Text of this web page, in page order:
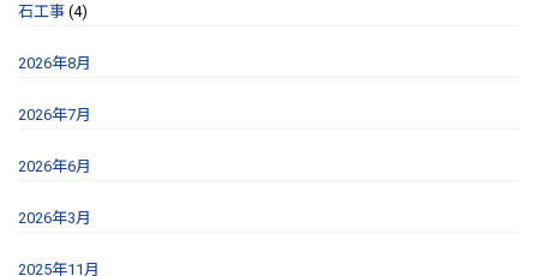
石工事 (4)
2026年8月
2026年7月
2026年6月
2026年3月
2025年11月